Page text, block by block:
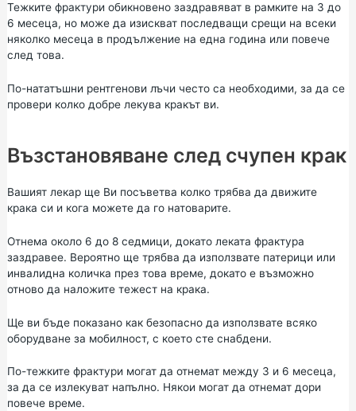
Тежките фрактури обикновено заздравяват в рамките на 3 до
6 месеца, но може да изискват последващи срещи на всеки
няколко месеца в продължение на една година или повече
след това.
По-нататъшни рентгенови лъчи често са необходими, за да се
провери колко добре лекува кракът ви.
Възстановяване след счупен крак
Вашият лекар ще Ви посъветва колко трябва да движите
крака си и кога можете да го натоварите.
Отнема около 6 до 8 седмици, докато леката фрактура
заздравее. Вероятно ще трябва да използвате патерици или
инвалидна количка през това време, докато е възможно
отново да наложите тежест на крака.
Ще ви бъде показано как безопасно да използвате всяко
оборудване за мобилност, с което сте снабдени.
По-тежките фрактури могат да отнемат между 3 и 6 месеца,
за да се излекуват напълно. Някои могат да отнемат дори
повече време.